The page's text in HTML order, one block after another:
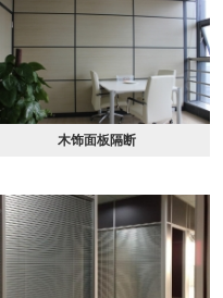
木饰面板隔断